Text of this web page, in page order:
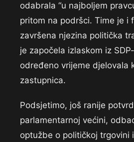
odabrala “u najboljem
pritom na podršci. Time je i
završena njezina politička
je započela izlaskom iz
određeno vrijeme djelovala
zastupnica.
Podsjetimo, još ranije
parlamentarnoj većini,
optužbe o političkoj trgovini